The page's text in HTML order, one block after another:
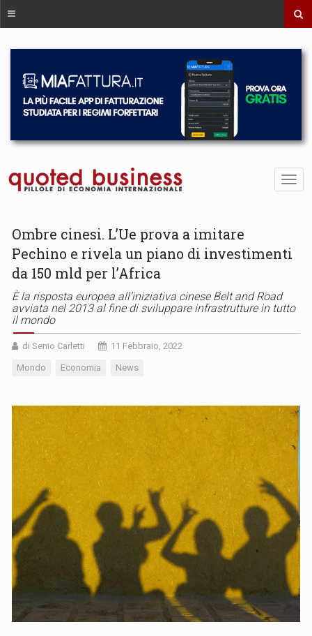
Ombre cinesi. L’Ue prova a imitare
Pechino e rivela un piano di investimenti
da 150 mld per l’Africa
È la risposta europea all’iniziativa cinese Belt and Road
avviata nel 2013 al fine di sviluppare infrastrutture in tutto
il mondo
di Senio Carletti 11 Febbraio, 2022
Mondo Economia News